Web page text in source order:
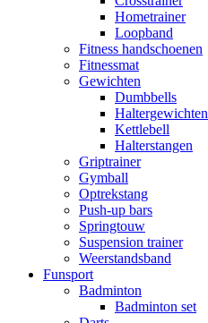
Hometrainer
Loopband
Fitness handschoenen
Fitnessmat
Gewichten
Dumbbells
Haltergewichten
Kettlebell
Halterstangen
Griptrainer
Gymball
Optrekstang
Push-up bars
Springtouw
Suspension trainer
Weerstandsband
Funsport
Badminton
Badminton set